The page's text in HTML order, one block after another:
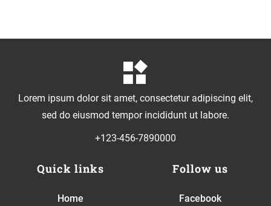
Lorem ipsum dolor sit amet, consectetur adipiscing elit,
sed do eiusmod tempor incididunt ut labore.
+123-456-7890000
Quick links
Home
Follow us
Facebook